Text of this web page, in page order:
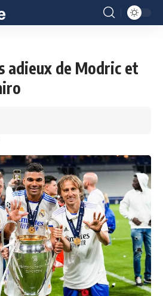
adieux de Modric et